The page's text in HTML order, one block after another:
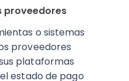
proveedores
o sistemas
proveedores
plataformas
estado de pago